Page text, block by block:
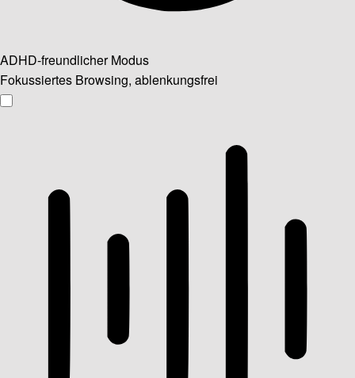
ADHD-freundlicher Modus
Fokussiertes Browsing, ablenkungsfrei